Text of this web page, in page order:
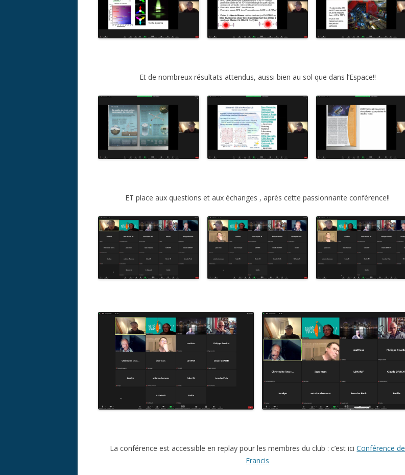
Et de nombreux résultats attendus, aussi bien au sol que dans l’Espace!!
ET place aux questions et aux échanges , après cette passionnante conférence!!
La conférence est accessible en replay pour les membres du club : c’est iciConférence de
Francis